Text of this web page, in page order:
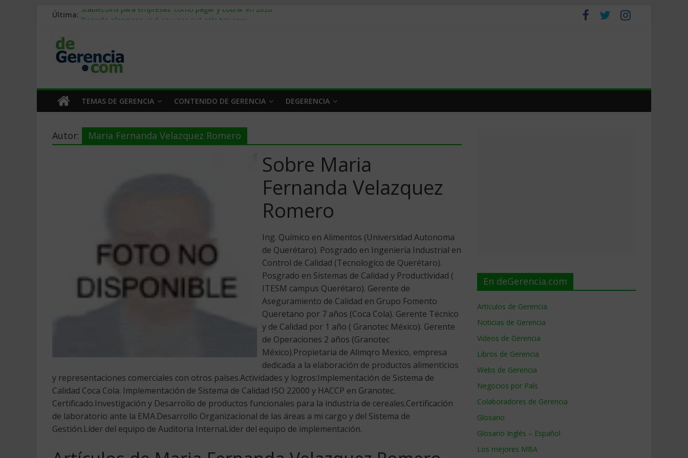
Última: Stablecoins para empresas: cómo pagar y cobrar en 2026
Trabajo forzoso en la cadena de suministro: qué hacer
Mercado hispano de EE. UU.: cómo segmentarlo y venderle
TEMAS DE GERENCIA CONTENIDO DE GERENCIA DEGERENCIA
Autor: Maria Fernanda Velazquez Romero
Sobre Maria
Fernanda Velazquez
Romero
Ing. Químico en Alimentos (Universidad Autonoma
de Querétaro). Posgrado en Ingeniería Industrial en
Control de Calidad (Tecnologíco de Querétaro).
Posgrado en Sistemas de Calidad y Productividad (
ITESM campus Querétaro). Gerente de
Aseguramiento de Calidad en Grupo Fomento
Queretano por 7 años (Coca Cola). Gerente Técnico
y de Calidad por 1 año ( Granotec México). Gerente
de Operaciones 2 años (Granotec
México).Propietaria de Alimqro Mexico, empresa
dedicada a la elaboración de productos alimenticios
y representaciones comerciales con otros países.Actividades y logros:Implementación de Sistema de
Calidad Coca Cola. Implementación de Sistema de Calidad ISO 22000 y HACCP en Granotec.
Certificado.Investigación y Desarrollo de productos funcionales para la industria de cereales.Certificación
de laboratorio ante la EMA.Desarrollo Organizacional de las áreas a mi cargo y del Sistema de
Gestión.Líder del equipo de Auditoria InternaLíder del equipo de implementación.
En deGerencia.com
Artículos de Gerencia
Noticias de Gerencia
Videos de Gerencia
Libros de Gerencia
Webs de Gerencia
Negocios por País
Colaboradores de Gerencia
Glosario
Glosario Inglés – Español
Los mejores MBA